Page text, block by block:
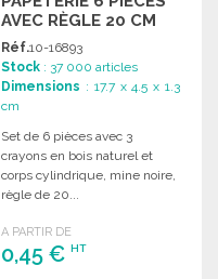
AVEC RÈGLE 20 CM
Réf.10-16893
Stock : 37 000 articles
Dimensions : 17.7 x 4.5 x 1.3
cm
Set de 6 pièces avec 3
crayons en bois naturel et
corps cylindrique, mine noire,
règle de 20...
A PARTIR DE
0,45 €HT